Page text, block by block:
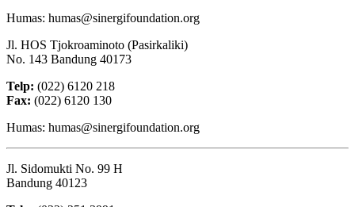
Humas: humas@sinergifoundation.org
Jl. HOS Tjokroaminoto (Pasirkaliki)
No. 143 Bandung 40173
Telp: (022) 6120 218
Fax: (022) 6120 130
Humas: humas@sinergifoundation.org
Jl. Sidomukti No. 99 H
Bandung 40123